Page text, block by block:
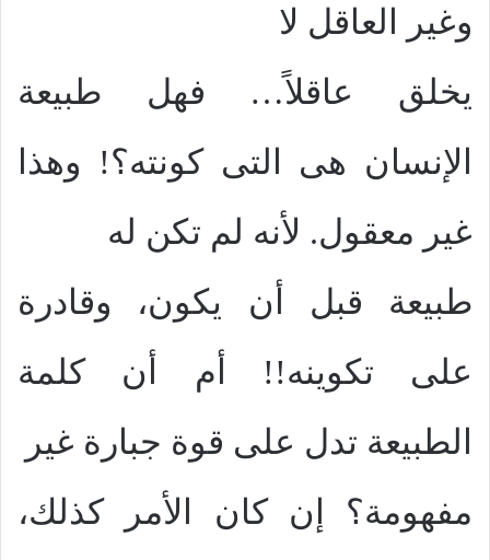
وغير العاقل لا
يخلق عاقلاً… فهل طبيعة
الإنسان هى التى كونته؟! وهذا
غير معقول. لأنه لم تكن له
طبيعة قبل أن يكون، وقادرة
على تكوينه!! أم أن كلمة
الطبيعة تدل على قوة جبارة غير
مفهومة؟ إن كان الأمر كذلك،